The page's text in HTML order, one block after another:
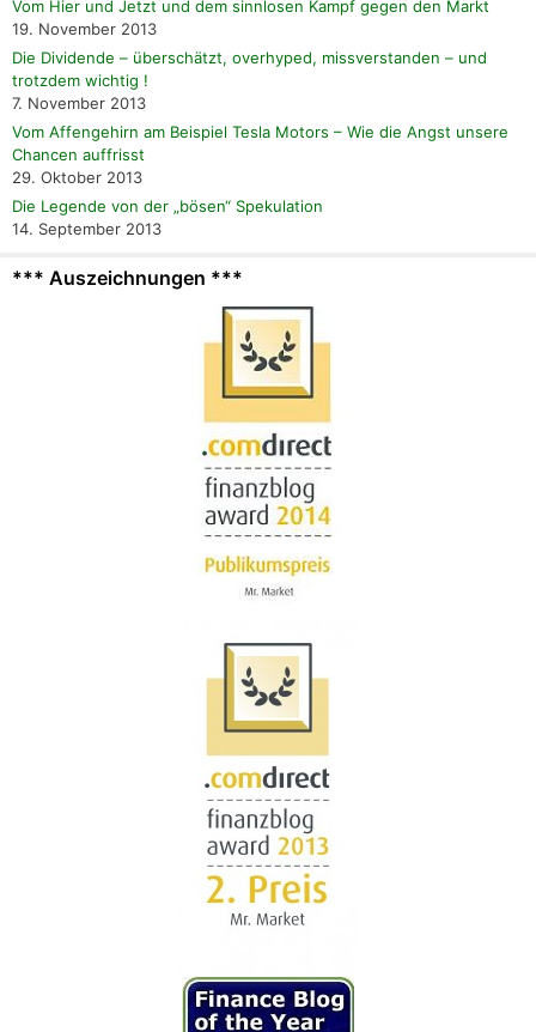
Vom Hier und Jetzt und dem sinnlosen Kampf gegen den Markt
19. November 2013
Die Dividende – überschätzt, overhyped, missverstanden – und
trotzdem wichtig !
7. November 2013
Vom Affengehirn am Beispiel Tesla Motors – Wie die Angst unsere
Chancen auffrisst
29. Oktober 2013
Die Legende von der „bösen“ Spekulation
14. September 2013
*** Auszeichnungen ***